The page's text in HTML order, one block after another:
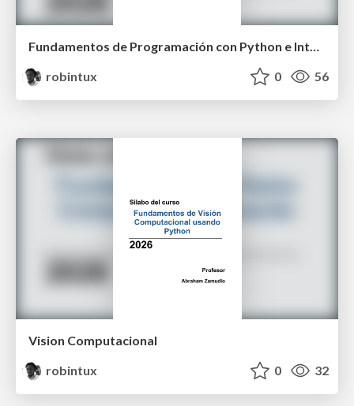
Fundamentos de Programación con Python e Inteligencia Artificial Asistida
robintux
0 56
Vision Computacional
robintux
0 32